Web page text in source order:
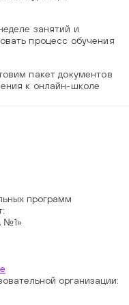
занятий и
процесс обучения
пакет документов
к онлайн-школе
программ
№1»
организации: